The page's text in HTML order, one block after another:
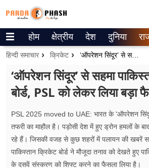
Trending on Google News
ePaper
वेब स्टोरीज
उत्तर प्रदेश
गैलरी
वीडियो
होम क्षेत्रीय देश दुनिया
हिन्दी समाचार क्रिकेट ‘ऑपरेशन सिंदूर’ से सहमा पाकिस्तान क्रिकेट बोर्ड, PSL को लेकर लिया बड़ा फैसला
‘ऑपरेशन सिंदूर’ से सहमा
बोर्ड, PSL को लेकर लिया बड़ा
PSL 2025 moved to UAE: भारत के 'ऑपरेशन
तफरी का माहौल है। पड़ोसी देश में हुए ड्रोन हमलों के
रहे हैं। जिसकी वजह से कुछ शहरों में पलायन की खबरें
पाकिस्तान क्रिकेट बोर्ड ने मौजूदा तनाव को देखते हुए
के दसवें संस्करण को शिफ्ट करने का फैसला लिया है।